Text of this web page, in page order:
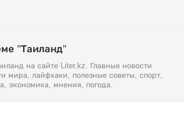
"Таиланд"
на сайте Liter.kz. Главные новости
мира, лайфхаки, полезные советы, спорт,
экономика, мнения, погода.